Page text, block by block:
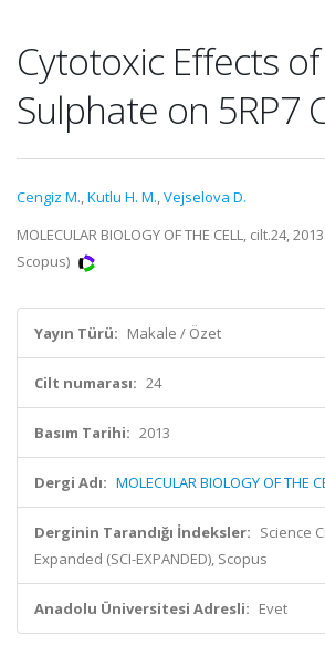
Cytotoxic Effects
Sulphate on 5RP7
Cengiz M.,Kutlu H. M.,Vejselova D.
MOLECULAR BIOLOGY OF THE CELL, cilt.24,
Scopus)
Yayın Türü: Makale / Özet
Cilt numarası: 24
Basım Tarihi: 2013
Dergi Adı: MOLECULAR BIOLOGY OF THE
Derginin Tarandığı İndeksler: Science
Expanded (SCI-EXPANDED), Scopus
Anadolu Üniversitesi Adresli: Evet